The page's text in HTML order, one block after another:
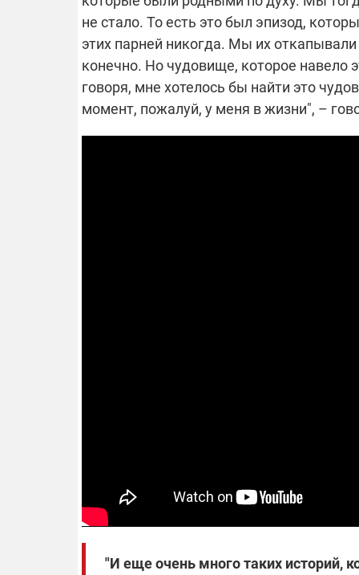
не стало. То есть это был эпизод,
этих парней никогда. Мы их
конечно. Но чудовище, которое навело
говоря, мне хотелось бы найти это
момент, пожалуй, у меня в жизни", –
"И еще очень много таких историй,